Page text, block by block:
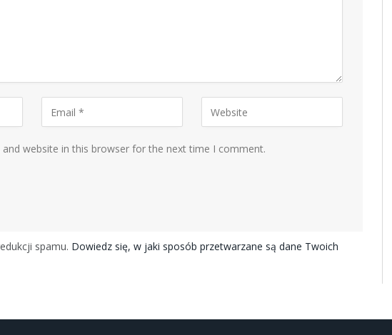
and website in this browser for the next time I comment.
spamu. Dowiedz się, w jaki sposób przetwarzane są dane Twoich